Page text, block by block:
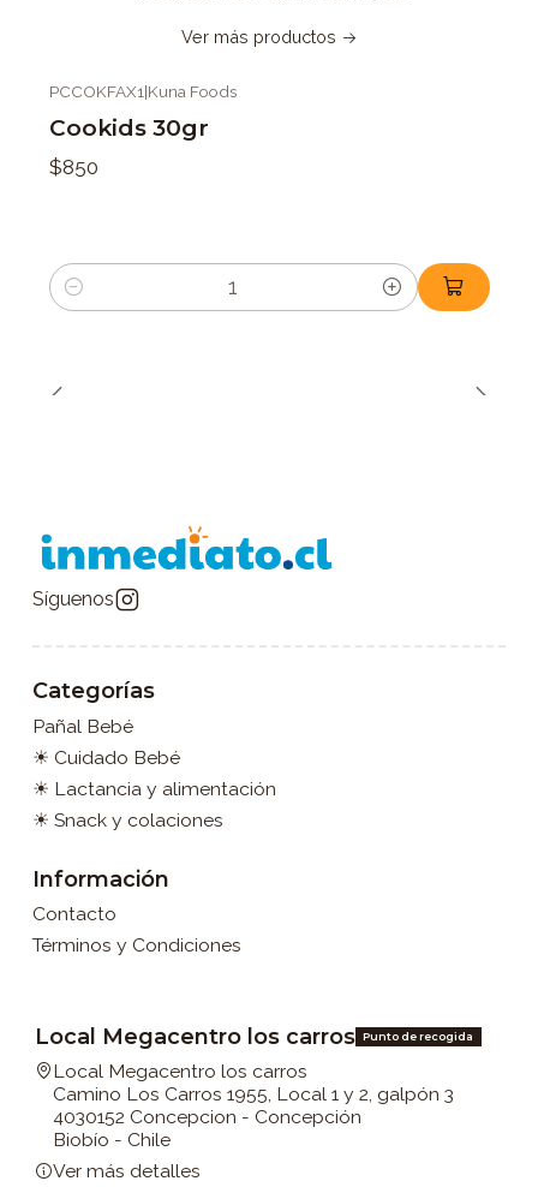
Ver más productos
PCCOKFAX1|Kuna Foods
Cookids 30gr
$850
Cantidad
Síguenos
Categorías
Pañal Bebé
☀ Cuidado Bebé
☀ Lactancia y alimentación
☀ Snack y colaciones
Información
Contacto
Términos y Condiciones
Local Megacentro los carros Punto de recogida
Local Megacentro los carros
Camino Los Carros 1955, Local 1 y 2, galpón 3
4030152 Concepcion - Concepción
Biobío - Chile
Ver más detalles